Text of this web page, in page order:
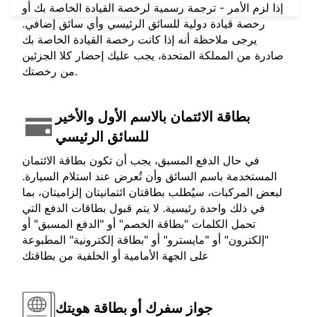
إذا لزم الأمر - ترجمة رسمية لرخصة القيادة الخاصة بك أو
رخصة قيادة دولية للسائق الرئيسي وأي سائق إضافي.
يرجى ملاحظة أنه إذا كانت رخصة القيادة الخاصة بك
صادرة من المملكة المتحدة، يجب عليك إحضار كلا الجزئين
من رخصتك.
بطاقة الائتمان بالاسم الأول والأخير
للسائق الرئيسي
في حال الدفع المسبق، يجب أن تكون بطاقة الائتمان
المستخدمة باسم السائق وأن تُعرض عند استلام السيارة.
لبعض المركبات، سيُطلب بطاقتان ائتمانيتان إلزاميتان، بما
في ذلك واحدة رئيسية. لا يتم قبول بطاقات الدفع التي
تحمل الكلمات "بطاقة الخصم" أو "الدفع المسبق" أو
"إلكترون" أو "مايسترو" أو "بطاقة إلكترونية" المطبوعة
على الجهة الأمامية أو الخلفية من بطاقتك
جواز سفرك أو بطاقة هويتك